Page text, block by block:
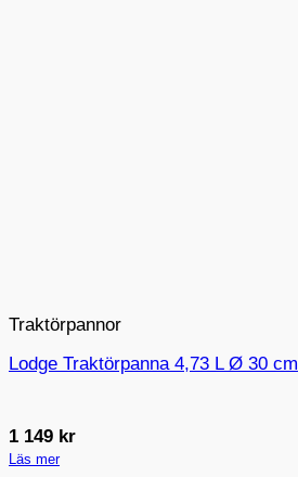
Traktörpannor
Lodge Traktörpanna 4,73 L Ø 30 cm
1 149 kr
Läs mer